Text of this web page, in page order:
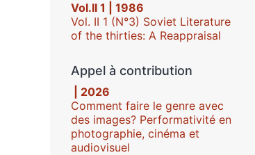
Vol.II 1 | 1986
Vol. II 1 (N°3) Soviet Literature
of the thirties: A Reappraisal
Appel à contribution
| 2026
Comment faire le genre avec
des images? Performativité en
photographie, cinéma et
audiovisuel